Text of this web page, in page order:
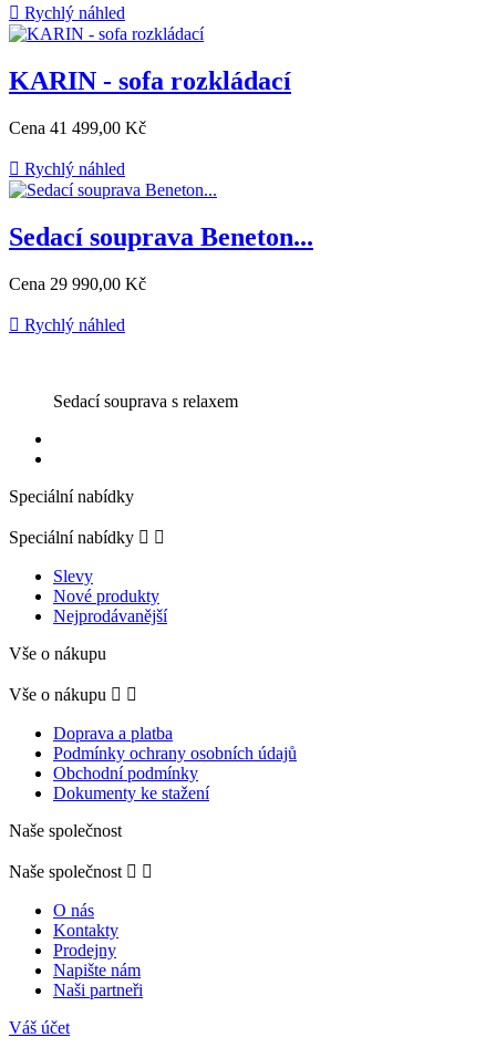
 Rychlý náhled
KARIN - sofa rozkládací
Cena 41 499,00 Kč
 Rychlý náhled
Sedací souprava Beneton...
Cena 29 990,00 Kč
 Rychlý náhled
Sedací souprava s relaxem
Speciální nabídky
Speciální nabídky  
Slevy
Nové produkty
Nejprodávanější
Vše o nákupu
Vše o nákupu  
Doprava a platba
Podmínky ochrany osobních údajů
Obchodní podmínky
Dokumenty ke stažení
Naše společnost
Naše společnost  
O nás
Kontakty
Prodejny
Napište nám
Naši partneři
Váš účet